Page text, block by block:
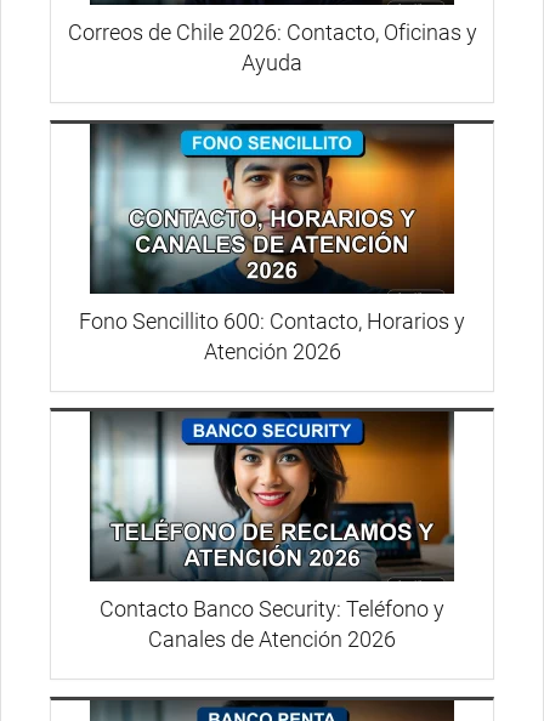
Correos de Chile 2026: Contacto, Oficinas y
Ayuda
Fono Sencillito 600: Contacto, Horarios y
Atención 2026
Contacto Banco Security: Teléfono y
Canales de Atención 2026